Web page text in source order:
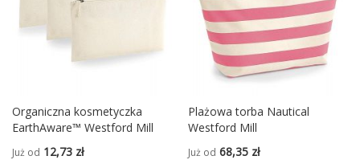
Organiczna kosmetyczka
EarthAware™ Westford Mill
Już od 12,73 zł
Plażowa torba Nautical
Westford Mill
Już od 68,35 zł